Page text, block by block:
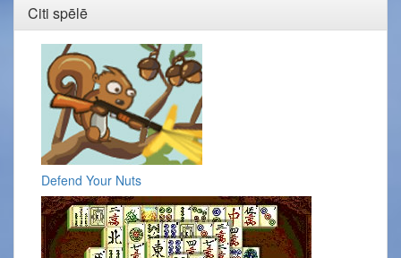
Citi spēlē
Defend Your Nuts